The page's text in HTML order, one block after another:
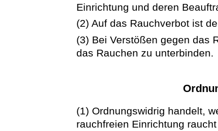
Einrichtung und deren
(2) Auf das Rauchverbot ist
(3) Bei Verstößen gegen das
das Rauchen zu unterbinden.
(1) Ordnungswidrig handelt,
rauchfreien Einrichtung